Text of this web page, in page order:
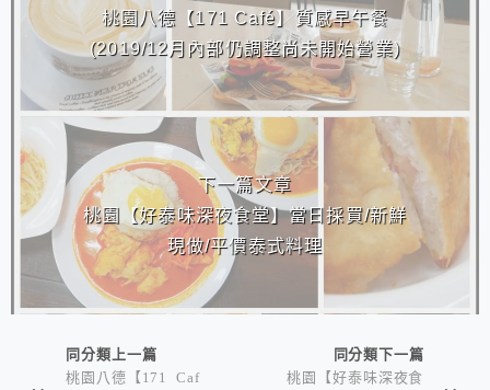
桃園八德【171 Café】質感早午餐
(2019/12月內部仍調整尚未開始營業)
下一篇文章
桃園【好泰味深夜食堂】當日採買/新鮮
現做/平價泰式料理
同分類上一篇
桃園八德【171 Caf
同分類下一篇
桃園【好泰味深夜食